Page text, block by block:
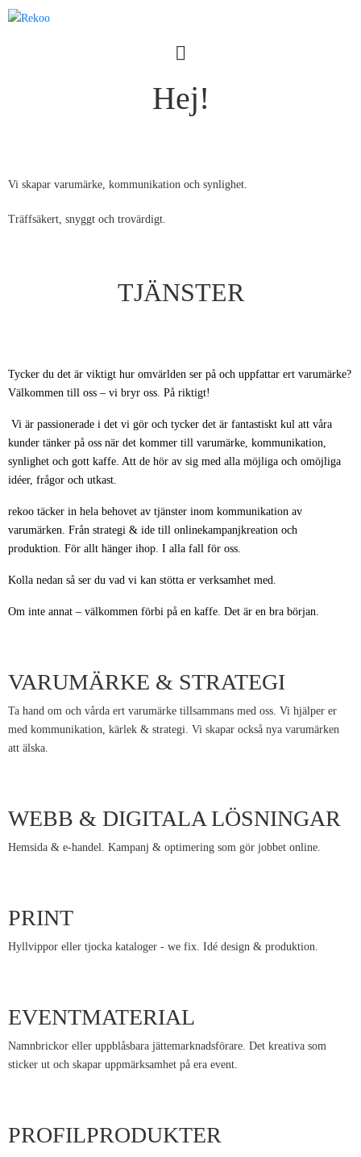
Hej!
Vi skapar varumärke, kommunikation och synlighet.
Träffsäkert, snyggt och trovärdigt.
TJÄNSTER
Tycker du det är viktigt hur omvärlden ser på och uppfattar ert varumärke?
Välkommen till oss – vi bryr oss. På riktigt!
Vi är passionerade i det vi gör och tycker det är fantastiskt kul att våra
kunder tänker på oss när det kommer till varumärke, kommunikation,
synlighet och gott kaffe. Att de hör av sig med alla möjliga och omöjliga
idéer, frågor och utkast.
rekoo täcker in hela behovet av tjänster inom kommunikation av
varumärken. Från strategi & ide till onlinekampanjkreation och
produktion. För allt hänger ihop. I alla fall för oss.
Kolla nedan så ser du vad vi kan stötta er verksamhet med.
Om inte annat – välkommen förbi på en kaffe. Det är en bra början.
VARUMÄRKE & STRATEGI
Ta hand om och vårda ert varumärke tillsammans med oss. Vi hjälper er
med kommunikation, kärlek & strategi. Vi skapar också nya varumärken
att älska.
WEBB & DIGITALA LÖSNINGAR
Hemsida & e-handel. Kampanj & optimering som gör jobbet online.
PRINT
Hyllvippor eller tjocka kataloger - we fix. Idé design & produktion.
EVENTMATERIAL
Namnbrickor eller uppblåsbara jättemarknadsförare. Det kreativa som
sticker ut och skapar uppmärksamhet på era event.
PROFILPRODUKTER